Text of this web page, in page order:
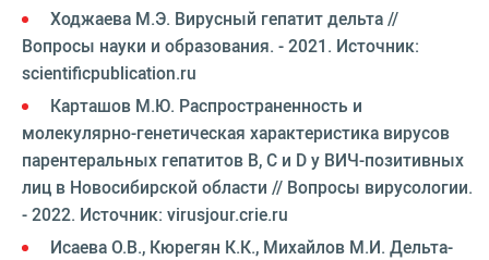
Ходжаева М.Э. Вирусный гепатит дельта //
Вопросы науки и образования. - 2021. Источник:
scientificpublication.ru
Карташов М.Ю. Распространенность и
молекулярно-генетическая характеристика вирусов
парентеральных гепатитов B, C и D у ВИЧ-позитивных
лиц в Новосибирской области // Вопросы вирусологии.
- 2022. Источник: virusjour.crie.ru
Исаева О.В., Кюрегян К.К., Михайлов М.И. Дельта-